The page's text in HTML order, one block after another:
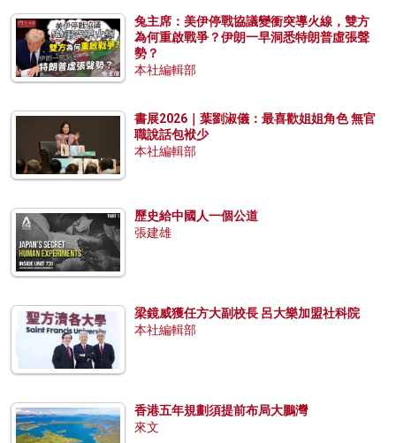
兔主席：美伊停戰協議變衝突導火線，雙方
為何重啟戰爭？伊朗一早洞悉特朗普虛張聲
勢？
本社編輯部
書展2026｜葉劉淑儀：最喜歡姐姐角色 無官
職說話包袱少
本社編輯部
歷史給中國人一個公道
張建雄
梁鏡威獲任方大副校長 呂大樂加盟社科院
本社編輯部
香港五年規劃須提前布局大鵬灣
來文